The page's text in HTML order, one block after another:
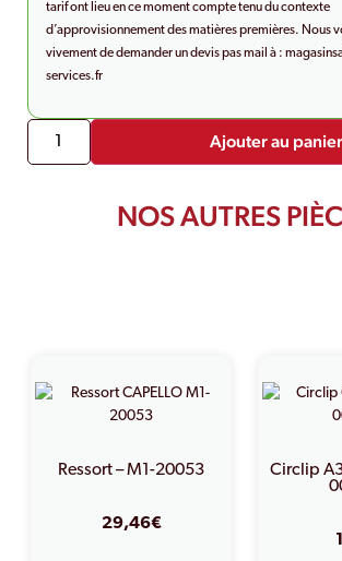
tarif ont lieu en ce moment compte tenu du contexte
d’approvisionnement des matières premières. Nous
vivement de demander un devis pas mail à :
services.fr
Ajouter au panier
NOS AUTRES
Ressort – M1-20053
29,46€
Circlip